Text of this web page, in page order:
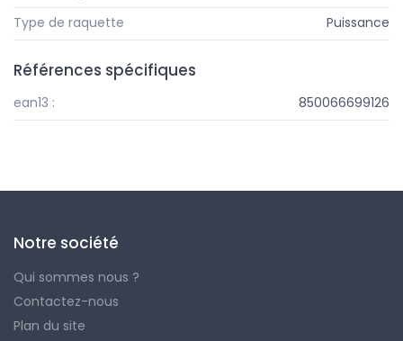
Type de raquette
Puissance
Références spécifiques
ean13 : 850066699126
Notre société
Qui sommes nous ?
Contactez-nous
Plan du site